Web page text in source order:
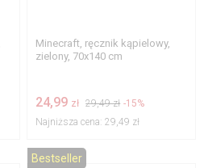
Minecraft, ręcznik kąpielowy,
zielony, 70x140 cm
24,99 zł 29,49 zł -15%
Najniższa cena: 29,49 zł
Bestseller